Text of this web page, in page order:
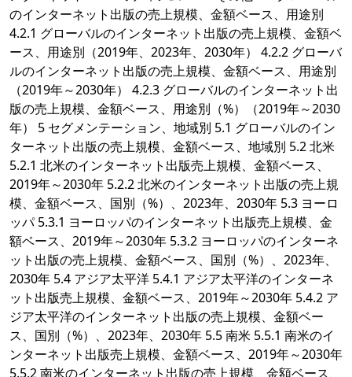
のインターネット出版の売上規模、金額ベース、用途別
4.2.1 グローバルのインターネット出版の売上規模、金額ベ
ース、用途別（2019年、2023年、2030年） 4.2.2 グローバ
ルのインターネット出版の売上規模、金額ベース、用途別
（2019年～2030年） 4.2.3 グローバルのインターネット出
版の売上規模、金額ベース、用途別（%）（2019年～2030
年） 5 セグメンテーション、地域別 5.1 グローバルのイン
ターネット出版の売上規模、金額ベース、地域別 5.2 北米
5.2.1 北米のインターネット出版売上規模、金額ベース、
2019年～2030年 5.2.2 北米のインターネット出版の売上規
模、金額ベース、国別（%）、2023年、2030年 5.3 ヨーロ
ッパ 5.3.1 ヨーロッパのインターネット出版売上規模、金
額ベース、2019年～2030年 5.3.2 ヨーロッパのインターネ
ット出版の売上規模、金額ベース、国別（%）、2023年、
2030年 5.4 アジア太平洋 5.4.1 アジア太平洋のインターネ
ット出版売上規模、金額ベース、2019年～2030年 5.4.2 ア
ジア太平洋のインターネット出版の売上規模、金額ベー
ス、国別（%）、2023年、2030年 5.5 南米 5.5.1 南米のイ
ンターネット出版売上規模、金額ベース、2019年～2030年
5.5.2 南米のインターネット出版の売上規模、金額ベース、